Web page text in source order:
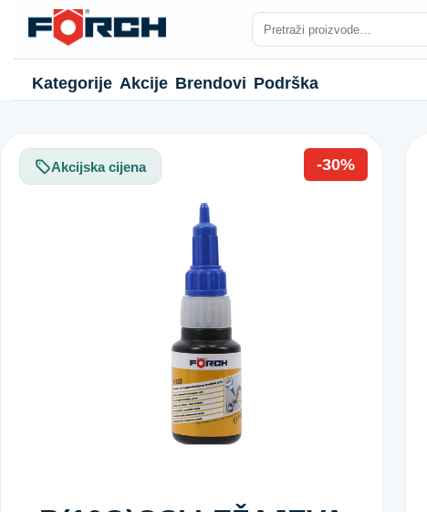
Kategorije Akcije Brendovi Podrška
Akcijska cijena -30%